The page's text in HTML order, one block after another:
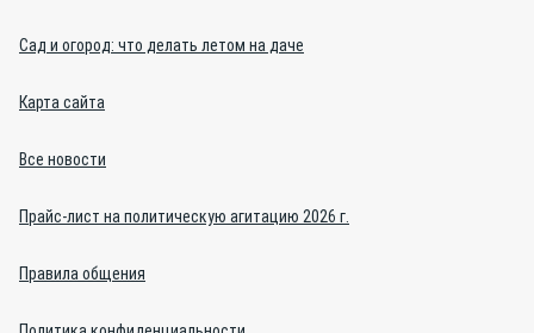
Сад и огород: что делать летом на даче
Карта сайта
Все новости
Прайс-лист на политическую агитацию 2026 г.
Правила общения